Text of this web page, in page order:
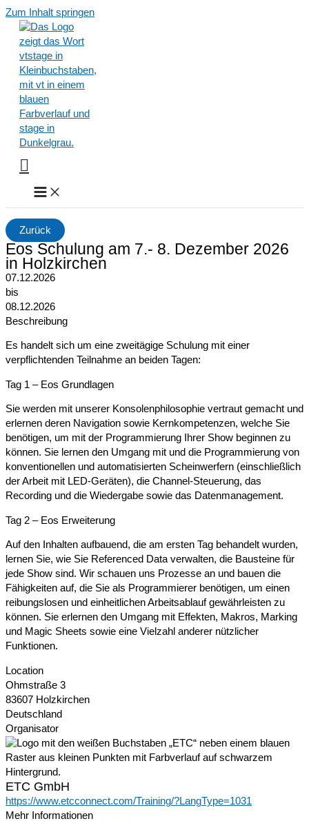
Zum Inhalt springen
Zurück
Eos Schulung am 7.- 8. Dezember 2026
in Holzkirchen
07.12.2026
bis
08.12.2026
Beschreibung
Es handelt sich um eine zweitägige Schulung mit einer
verpflichtenden Teilnahme an beiden Tagen:
Tag 1 – Eos Grundlagen
Sie werden mit unserer Konsolenphilosophie vertraut gemacht und
erlernen deren Navigation sowie Kernkompetenzen, welche Sie
benötigen, um mit der Programmierung Ihrer Show beginnen zu
können. Sie lernen den Umgang mit und die Programmierung von
konventionellen und automatisierten Scheinwerfern (einschließlich
der Arbeit mit LED-Geräten), die Channel-Steuerung, das
Recording und die Wiedergabe sowie das Datenmanagement.
Tag 2 – Eos Erweiterung
Auf den Inhalten aufbauend, die am ersten Tag behandelt wurden,
lernen Sie, wie Sie Referenced Data verwalten, die Bausteine für
jede Show sind. Wir schauen uns Prozesse an und bauen die
Fähigkeiten auf, die Sie als Programmierer benötigen, um einen
reibungslosen und einheitlichen Arbeitsablauf gewährleisten zu
können. Sie erlernen den Umgang mit Effekten, Makros, Marking
und Magic Sheets sowie eine Vielzahl anderer nützlicher
Funktionen.
Location
Ohmstraße 3
83607 Holzkirchen
Deutschland
Organisator
ETC GmbH
https://www.etcconnect.com/Training/?LangType=1031
Mehr Informationen